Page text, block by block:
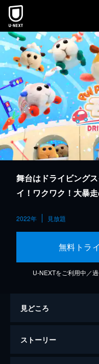
本文へスキップ
舞台はドライビング
イ！ワクワク！大暴
2022年 見放題
無料トラ
U-NEXTをご利用中／
見どころ
ストーリー